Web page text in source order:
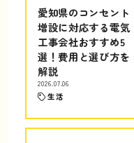
愛知県のコンセント
増設に対応する電気
工事会社おすすめ5
選！費用と選び方を
解説
2026.07.06
生活